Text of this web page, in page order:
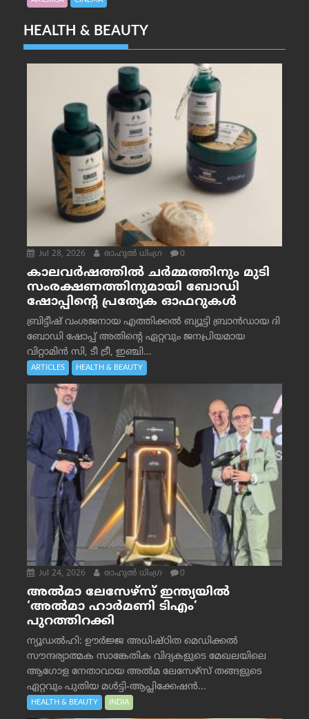
HEALTH & BEAUTY
Jul 28, 2026 രാഹുല്‍ ധിംഗ്ര 0
കാലവർഷത്തിൽ ചർമ്മത്തിനും മുടി
സംരക്ഷണത്തിനുമായി ബോഡി
ഷോപ്പിന്റെ പ്രത്യേക ഓഫറുകൾ
ബ്രിട്ടീഷ് വംശജനായ എത്തിക്കൽ ബ്യൂട്ടി ബ്രാൻഡായ ദി
ബോഡി ഷോപ്പ് അതിന്റെ ഏറ്റവും ജനപ്രിയമായ
വിറ്റാമിൻ സി, ടീ ട്രീ, ഇഞ്ചി...
ARTICLES HEALTH & BEAUTY
Jul 24, 2026 രാഹുല്‍ ധിംഗ്ര 0
അൽമാ ലേസേഴ്സ് ഇന്ത്യയിൽ
‘അൽമാ ഹാർമണി ടിഎം’
പുറത്തിറക്കി
ന്യൂഡൽഹി: ഊർജ്ജ അധിഷ്ഠിത മെഡിക്കൽ
സൗന്ദര്യാത്മക സാങ്കേതിക വിദ്യകളുടെ മേഖലയിലെ
ആഗോള നേതാവായ അൽമ ലേസേഴ്സ് തങ്ങളുടെ
ഏറ്റവും പുതിയ മൾട്ടി-ആപ്ലിക്കേഷൻ...
HEALTH & BEAUTY INDIA